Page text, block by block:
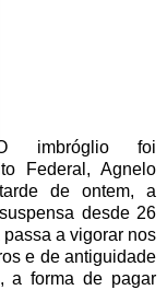
imbróglio foi
Federal, Agnelo
de ontem, a
desde 26
a vigorar nos
e de antiguidade
a forma de pagar